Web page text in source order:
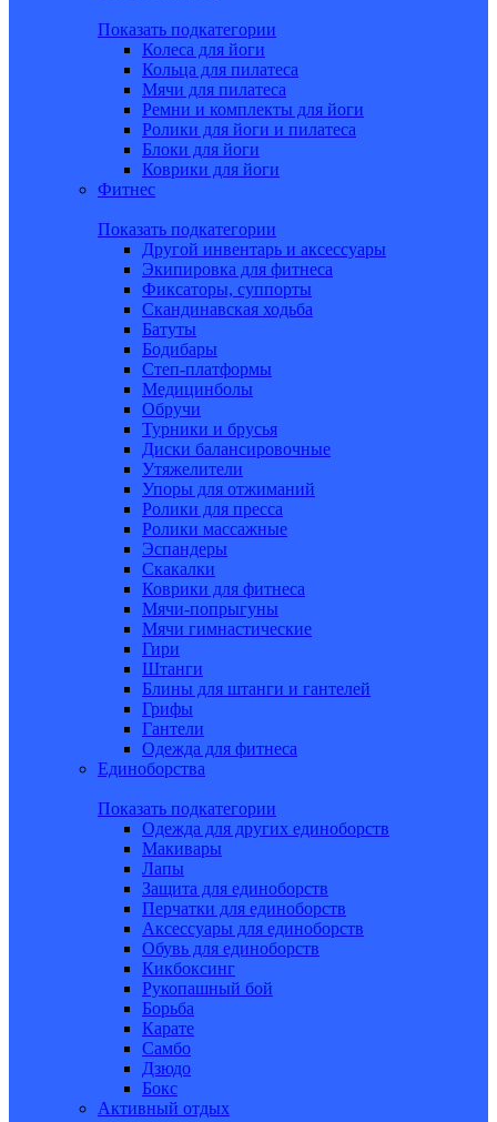
Показать подкатегории
Колеса для йоги
Кольца для пилатеса
Мячи для пилатеса
Ремни и комплекты для йоги
Ролики для йоги и пилатеса
Блоки для йоги
Коврики для йоги
Фитнес
Показать подкатегории
Другой инвентарь и аксессуары
Экипировка для фитнеса
Фиксаторы, суппорты
Скандинавская ходьба
Батуты
Бодибары
Степ-платформы
Медицинболы
Обручи
Турники и брусья
Диски балансировочные
Утяжелители
Упоры для отжиманий
Ролики для пресса
Ролики массажные
Эспандеры
Скакалки
Коврики для фитнеса
Мячи-попрыгуны
Мячи гимнастические
Гири
Штанги
Блины для штанги и гантелей
Грифы
Гантели
Одежда для фитнеса
Единоборства
Показать подкатегории
Одежда для других единоборств
Макивары
Лапы
Защита для единоборств
Перчатки для единоборств
Аксессуары для единоборств
Обувь для единоборств
Кикбоксинг
Рукопашный бой
Борьба
Карате
Самбо
Дзюдо
Бокс
Активный отдых